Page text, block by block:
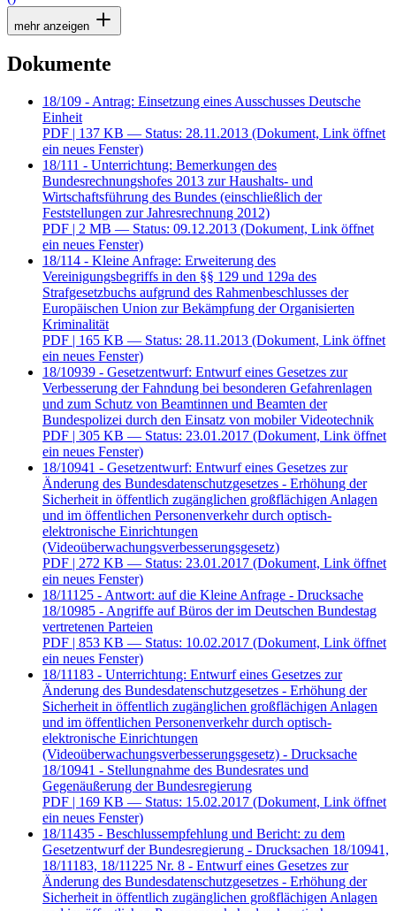
mehr anzeigen
Dokumente
18/109 - Antrag: Einsetzung eines Ausschusses Deutsche
Einheit
PDF | 137 KB — Status: 28.11.2013 (Dokument, Link öffnet
ein neues Fenster)
18/111 - Unterrichtung: Bemerkungen des
Bundesrechnungshofes 2013 zur Haushalts- und
Wirtschaftsführung des Bundes (einschließlich der
Feststellungen zur Jahresrechnung 2012)
PDF | 2 MB — Status: 09.12.2013 (Dokument, Link öffnet
ein neues Fenster)
18/114 - Kleine Anfrage: Erweiterung des
Vereinigungsbegriffs in den §§ 129 und 129a des
Strafgesetzbuchs aufgrund des Rahmenbeschlusses der
Europäischen Union zur Bekämpfung der Organisierten
Kriminalität
PDF | 165 KB — Status: 28.11.2013 (Dokument, Link öffnet
ein neues Fenster)
18/10939 - Gesetzentwurf: Entwurf eines Gesetzes zur
Verbesserung der Fahndung bei besonderen Gefahrenlagen
und zum Schutz von Beamtinnen und Beamten der
Bundespolizei durch den Einsatz von mobiler Videotechnik
PDF | 305 KB — Status: 23.01.2017 (Dokument, Link öffnet
ein neues Fenster)
18/10941 - Gesetzentwurf: Entwurf eines Gesetzes zur
Änderung des Bundesdatenschutzgesetzes - Erhöhung der
Sicherheit in öffentlich zugänglichen großflächigen Anlagen
und im öffentlichen Personenverkehr durch optisch-
elektronische Einrichtungen
(Videoüberwachungsverbesserungsgesetz)
PDF | 272 KB — Status: 23.01.2017 (Dokument, Link öffnet
ein neues Fenster)
18/11125 - Antwort: auf die Kleine Anfrage - Drucksache
18/10985 - Angriffe auf Büros der im Deutschen Bundestag
vertretenen Parteien
PDF | 853 KB — Status: 10.02.2017 (Dokument, Link öffnet
ein neues Fenster)
18/11183 - Unterrichtung: Entwurf eines Gesetzes zur
Änderung des Bundesdatenschutzgesetzes - Erhöhung der
Sicherheit in öffentlich zugänglichen großflächigen Anlagen
und im öffentlichen Personenverkehr durch optisch-
elektronische Einrichtungen
(Videoüberwachungsverbesserungsgesetz) - Drucksache
18/10941 - Stellungnahme des Bundesrates und
Gegenäußerung der Bundesregierung
PDF | 169 KB — Status: 15.02.2017 (Dokument, Link öffnet
ein neues Fenster)
18/11435 - Beschlussempfehlung und Bericht: zu dem
Gesetzentwurf der Bundesregierung - Drucksachen 18/10941,
18/11183, 18/11225 Nr. 8 - Entwurf eines Gesetzes zur
Änderung des Bundesdatenschutzgesetzes - Erhöhung der
Sicherheit in öffentlich zugänglichen großflächigen Anlagen